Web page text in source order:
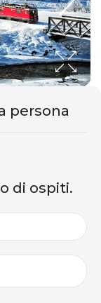
persona
di ospiti.